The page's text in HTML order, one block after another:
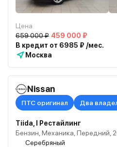
Цена
659 000 ₽ 459 000 ₽
В кредит от 6985 ₽ /мес.
Москва
Nissan
ПТС оригинал Два
Tiida, I Рестайлинг
Бензин, Механика, Передний,
Серебряный